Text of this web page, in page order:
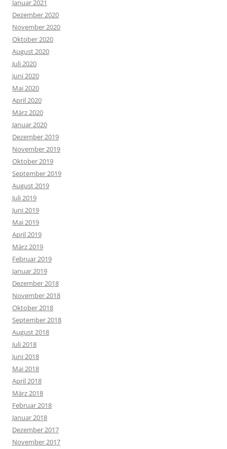
Januar 2021
Dezember 2020
November 2020
Oktober 2020
August 2020
Juli 2020
Juni 2020
Mai 2020
April 2020
März 2020
Januar 2020
Dezember 2019
November 2019
Oktober 2019
September 2019
August 2019
Juli 2019
Juni 2019
Mai 2019
April 2019
März 2019
Februar 2019
Januar 2019
Dezember 2018
November 2018
Oktober 2018
September 2018
August 2018
Juli 2018
Juni 2018
Mai 2018
April 2018
März 2018
Februar 2018
Januar 2018
Dezember 2017
November 2017